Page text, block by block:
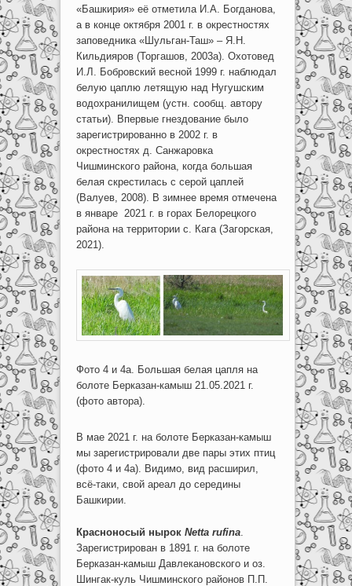
«Башкирия» её отметила И.А. Богданова,
а в конце октября 2001 г. в окрестностях
заповедника «Шульган-Таш» – Я.Н.
Кильдияров (Торгашов, 2003а). Охотовед
И.Л. Бобровский весной 1999 г. наблюдал
белую цаплю летящую над Нугушским
водохранилищем (устн. сообщ. автору
статьи). Впервые гнездование было
зарегистрированно в 2002 г. в
окрестностях д. Санжаровка
Чишминского района, когда большая
белая скрестилась с серой цаплей
(Валуев, 2008). В зимнее время отмечена
в январе 2021 г. в горах Белорецкого
района на территории с. Кага (Загорская,
2021).
Фото 4 и 4а. Большая белая цапля на
болоте Берказан-камыш 21.05.2021 г.
(фото автора).
В мае 2021 г. на болоте Берказан-камыш
мы зарегистрировали две пары этих птиц
(фото 4 и 4а). Видимо, вид расширил,
всё-таки, свой ареал до середины
Башкирии.
Красноносый нырок Netta rufina.
Зарегистрирован в 1891 г. на болоте
Берказан-камыш Давлекановского и оз.
Шингак-куль Чишминского районов П.П.